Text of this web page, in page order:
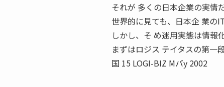
それが 多くの日本企業の実情だ
世界的に見ても、日本企 業の
しかし、そ め迷用実態は情報
まずはロジス テイタスの第一
国 15 LOGI-BIZ Mバy 2002